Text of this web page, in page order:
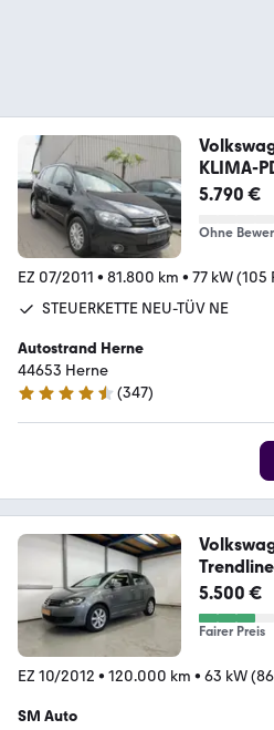
KLIMA-
5.790 €
Ohne
EZ 07/2011 • 81.800 km • 77 kW (105
STEUERKETTE NEU-TÜV NE
Autostrand Herne
44653 Herne
4.5 Sterne
(347)
Trendline
5.500 €
Fairer Preis
EZ 10/2012 • 120.000 km • 63 kW
SM Auto